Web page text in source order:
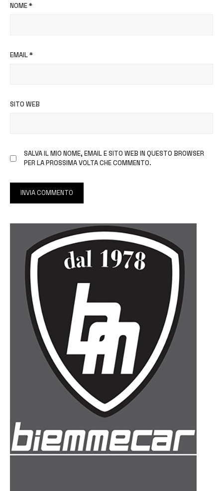
NOME*
EMAIL*
SITO WEB
SALVA IL MIO NOME, EMAIL E SITO WEB IN QUESTO BROWSER
PER LA PROSSIMA VOLTA CHE COMMENTO.